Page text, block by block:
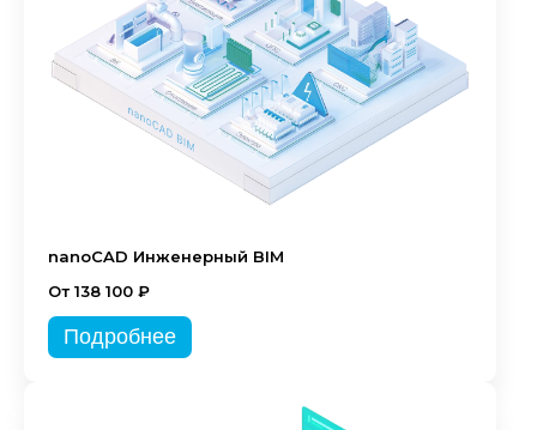
nanoCAD Инженерный BIM
От 138 100 ₽
Подробнее